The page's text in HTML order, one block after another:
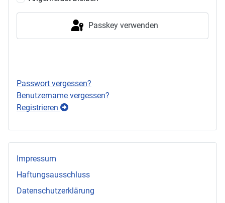
Passkey verwenden
Passwort vergessen?
Benutzername vergessen?
Registrieren
Impressum
Haftungsausschluss
Datenschutzerklärung